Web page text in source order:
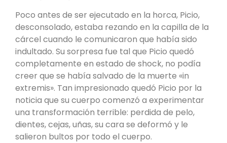
Poco antes de ser ejecutado en la horca, Picio,
desconsolado, estaba rezando en la capilla de la
cárcel cuando le comunicaron que había sido
indultado. Su sorpresa fue tal que Picio quedó
completamente en estado de shock, no podía
creer que se había salvado de la muerte «in
extremis». Tan impresionado quedó Picio por la
noticia que su cuerpo comenzó a experimentar
una transformación terrible: perdida de pelo,
dientes, cejas, uñas, su cara se deformó y le
salieron bultos por todo el cuerpo.